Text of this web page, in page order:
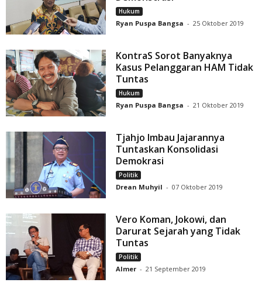
Hukum
Ryan Puspa Bangsa - 25 Oktober 2019
KontraS Sorot Banyaknya
Kasus Pelanggaran HAM Tidak
Tuntas
Hukum
Ryan Puspa Bangsa - 21 Oktober 2019
Tjahjo Imbau Jajarannya
Tuntaskan Konsolidasi
Demokrasi
Politik
Drean Muhyil - 07 Oktober 2019
Vero Koman, Jokowi, dan
Darurat Sejarah yang Tidak
Tuntas
Politik
Almer - 21 September 2019